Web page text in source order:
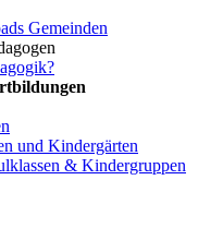
Gemeinden
und Kindergärten
& Kindergruppen